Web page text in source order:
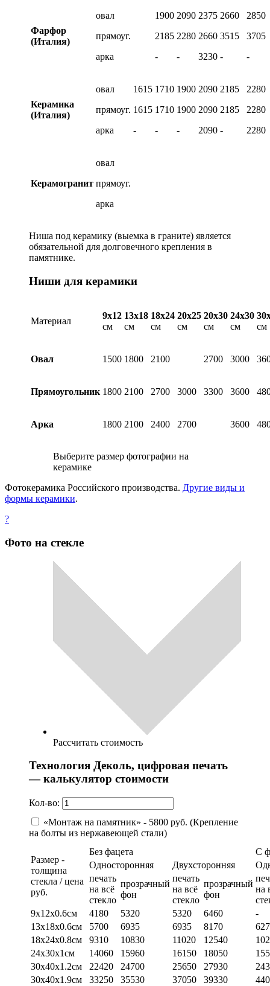
Фарфор
(Италия)
овал
прямоуг.
арка
1900
2185
-
2090
2280
-
2375
2660
3230
2660
3515
-
2850
3705
-
Керамика
(Италия)
овал
прямоуг.
арка
1615
1615
-
1710
1710
-
1900
1900
-
2090
2090
2090
2185
2185
-
2280
2280
2280
Керамогранит
овал
прямоуг.
арка
Ниша под керамику (выемка в граните) является
обязательной для долговечного крепления в
памятнике.
Ниши для керамики
Материал
9х12
см
13х18
см
18х24
см
20х25
см
20х30
см
24х30
см
см
Овал 1500 1800 2100 2700 3000
Прямоугольник 1800 2100 2700 3000 3300 3600
Арка 1800 2100 2400 2700 3600
Выберите размер фотографии на
керамике
Фотокерамика Российского производства. Другие виды и
формы керамики.
?
Фото на стекле
Рассчитать стоимость
Технология Деколь, цифровая печать
— калькулятор стоимости
Кол-во:
«Монтаж на памятник» - 5800 руб. (Крепление
на болты из нержавеющей стали)
Размер -
толщина
стекла / цена
руб.
Без фацета
С
Односторонняя
Двухсторонняя
печать
на всё
стекло
прозрачный
фон
печать
на всё
стекло
прозрачный
фон
на
9х12х0.6см
4180 5320 5320 6460
-
13х18х0.6см
5700 6935 6935 8170
18х24х0.8см
9310 10830 11020 12540
24х30х1см
14060 15960 16150 18050
30х40х1.2см
22420 24700 25650 27930
30х40х1.9см
33250 35530 37050 39330